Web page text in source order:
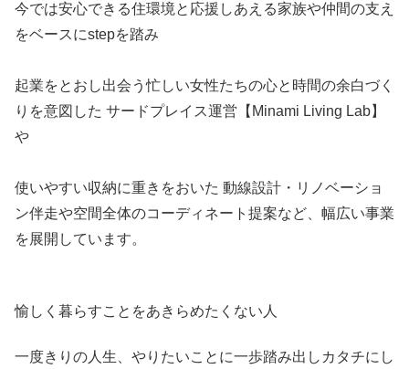
今では安心できる住環境と応援しあえる家族や仲間の支え
をベースにstepを踏み
起業をとおし出会う忙しい女性たちの心と時間の余白づく
りを意図した サードプレイス運営【Minami Living Lab】
や
使いやすい収納に重きをおいた 動線設計・リノベーショ
ン伴走や空間全体のコーディネート提案など、幅広い事業
を展開しています。
愉しく暮らすことをあきらめたくない人
一度きりの人生、やりたいことに一歩踏み出しカタチにし